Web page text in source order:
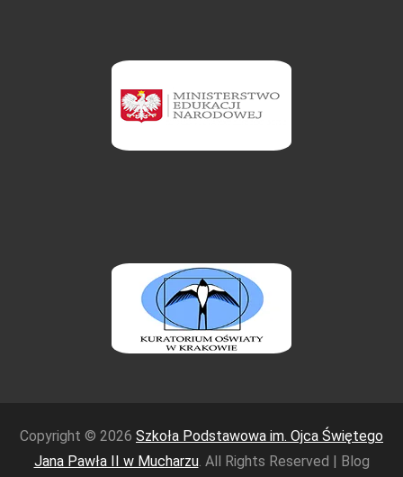
Copyright © 2026 Szkoła Podstawowa im. Ojca Świętego
Jana Pawła II w Mucharzu. All Rights Reserved | Blog